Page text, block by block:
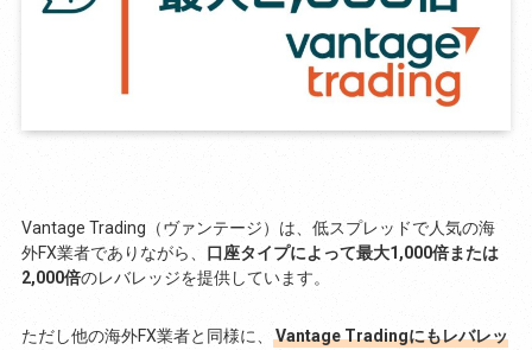
Vantage Trading（ヴァンテージ）は、低スプレッドで人気の海
外FX業者でありながら、 口座タイプによって最大1,000倍または
2,000倍のレバレッジを提供しています。
ただし他の海外FX業者と同様に、
Vantage Tradingにもレバレッ